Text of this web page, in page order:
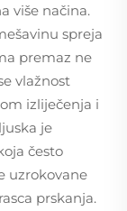
više načina.
spreja
premaz ne
vlažnost
izliječenja i
je
često
uzrokovane
prskanja.